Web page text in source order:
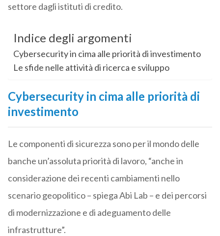
settore dagli istituti di credito.
Indice degli argomenti
Cybersecurity in cima alle priorità di investimento
Le sfide nelle attività di ricerca e sviluppo
Cybersecurity in cima alle priorità di
investimento
Le componenti di sicurezza sono per il mondo delle
banche un’assoluta priorità di lavoro, “anche in
considerazione dei recenti cambiamenti nello
scenario geopolitico – spiega Abi Lab – e dei percorsi
di modernizzazione e di adeguamento delle
infrastrutture”.